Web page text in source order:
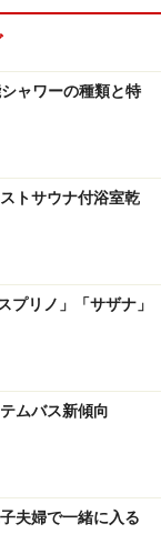
ャワーの種類と特
トサウナ付浴室乾
プリノ」「サザナ」
ムバス新傾向
夫婦で一緒に入る